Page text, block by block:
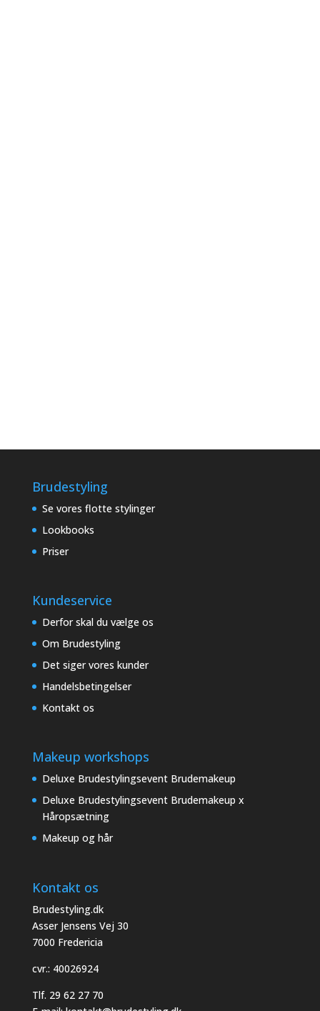
Brudestyling
Se vores flotte stylinger
Lookbooks
Priser
Kundeservice
Derfor skal du vælge os
Om Brudestyling
Det siger vores kunder
Handelsbetingelser
Kontakt os
Makeup workshops
Deluxe Brudestylingsevent Brudemakeup
Deluxe Brudestylingsevent Brudemakeup x
Håropsætning
Makeup og hår
Kontakt os
Brudestyling.dk
Asser Jensens Vej 30
7000 Fredericia
cvr.: 40026924
Tlf. 29 62 27 70